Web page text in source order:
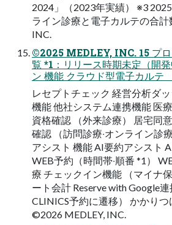
2024」（2023年実績） ※3
ライン診療と電⼦カルテの合
INC.
©2025 MEDLEY, INC. 15 プ
覧 *1：リリース時期未定（開
ン 機能 クラウド型電⼦カルテ
レセプトチェック 経営分析ダ
機能 他社システム連携機能 医
資格確認 （外来診療） 居宅同
確認 （訪問診療‧オンライン診
アシスト 機能 AI要約アシスト
WEB予約（時間帯‧順番 *1）
療 チェックイン機能 （マイナ
ート会計 Reserve with Google
CLINICS予約に遷移） かかり
©2026 MEDLEY, INC.